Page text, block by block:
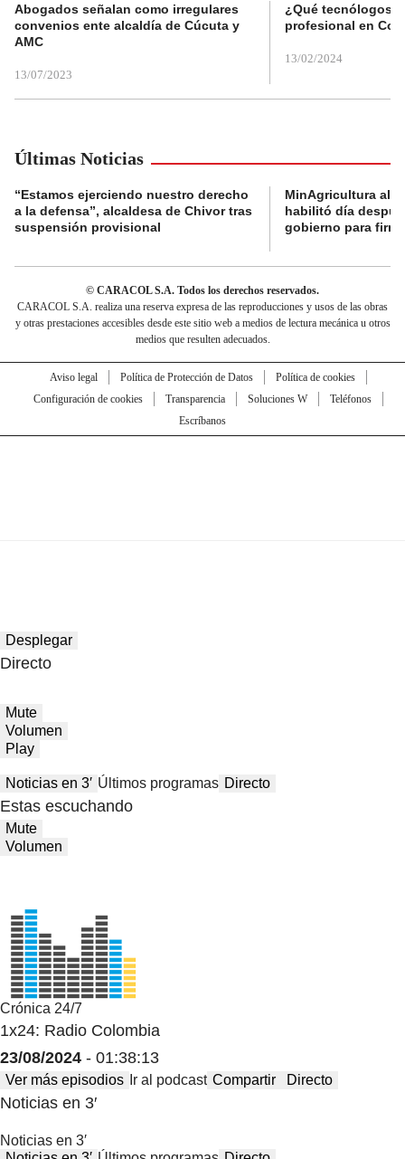
Abogados señalan como irregulares
convenios ente alcaldía de Cúcuta y
AMC
13/07/2023
¿Qué tecnólogos
profesional en
13/02/2024
Últimas Noticias
“Estamos ejerciendo nuestro derecho
a la defensa”, alcaldesa de Chivor tras
suspensión provisional
MinAgricultura
habilitó día
gobierno para
© CARACOL S.A. Todos los derechos reservados.
CARACOL S.A. realiza una reserva expresa de las reproducciones y usos de las obras
y otras prestaciones accesibles desde este sitio web a medios de lectura mecánica u otros
medios que resulten adecuados.
Aviso legal Política de Protección de Datos
Política de cookies
Configuración de cookies
Transparencia Soluciones W
Teléfonos
Escríbanos
Desplegar
Directo
Mute
Volumen
Play
Noticias en 3′ Últimos programas Directo
Estas escuchando
Mute
Volumen
Crónica 24/7
1x24: Radio Colombia
23/08/2024 - 01:38:13
Ver más episodios Ir al podcast Compartir Directo
Noticias en 3′
Noticias en 3′